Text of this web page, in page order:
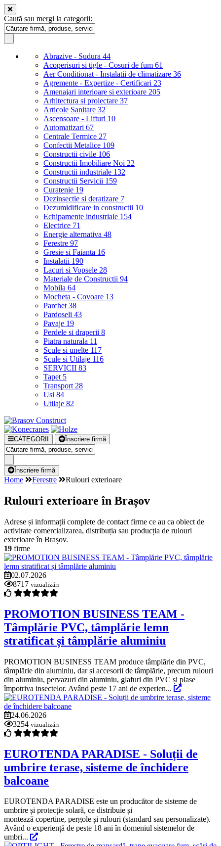
Caută sau mergi la categorii:
Abrazive - Sudura 44
Acoperisuri si tigle - Cosuri de fum 61
Aer Conditionat - Instalatii de climatizare 36
Agremente - Expertize - Certificari 23
Amenajari interioare si exterioare 205
Arhitectura si proiectare 37
Articole Sanitare 32
Ascensoare - Lifturi 10
Automatizari 67
Centrale Termice 27
Confectii Metalice 109
Constructii civile 106
Constructii Imobiliare Noi 22
Constructii industriale 132
Constructii Servicii 159
Curatenie 19
Dezinsectie si deratizare 7
Dezumidificare in constructii 10
Echipamente industriale 154
Electrice 71
Energie alternativa 48
Ferestre 97
Gresie si Faianta 16
Instalatii 190
Lacuri si Vopsele 28
Materiale de Constructii 94
Mobila 64
Mocheta - Covoare 13
Parchet 38
Pardoseli 43
Pavaje 19
Perdele si draperii 8
Piatra naturala 11
Scule si unelte 117
Scule si Utilaje 116
SERVICII 83
Tapet 5
Transport 28
Usi 84
Utilaje 82
CATEGORII Înscriere firmă
Înscriere firmă
Home Ferestre Rulouri exterioare
Rulouri exterioare în Brașov
Adrese și informații complete de contact firme ce au ca obiect de
activitate comercializarea, distribuția sau producția de rulouri
exterioare în Brașov.
19 firme
02.07.2026
8717 vizualizări
PROMOTION BUSINESS TEAM -
Tâmplărie PVC, tâmplărie lemn
stratificat și tâmplărie aluminiu
PROMOTION BUSINESS TEAM produce tâmplărie din PVC,
tâmplărie din aluminiu, dar și accesorii de tâmplărie, precum rulouri
din aluminiu, pervazuri din aluminiu, glafuri din PVC și plase
împotriva insectelor. Având peste 17 ani de experien...
24.06.2026
3254 vizualizări
EUROTENDA PARADISE - Soluții de
umbrire terase, sisteme de închidere
balcoane
EUROTENDA PARADISE este un producător de sisteme de
umbrire și protecție solară, ce distribuie și
montează copertine, pergole și rulouri (standard sau personalizate).
Având o experiență de peste 18 ani în domeniul sistemelor de
umbri...